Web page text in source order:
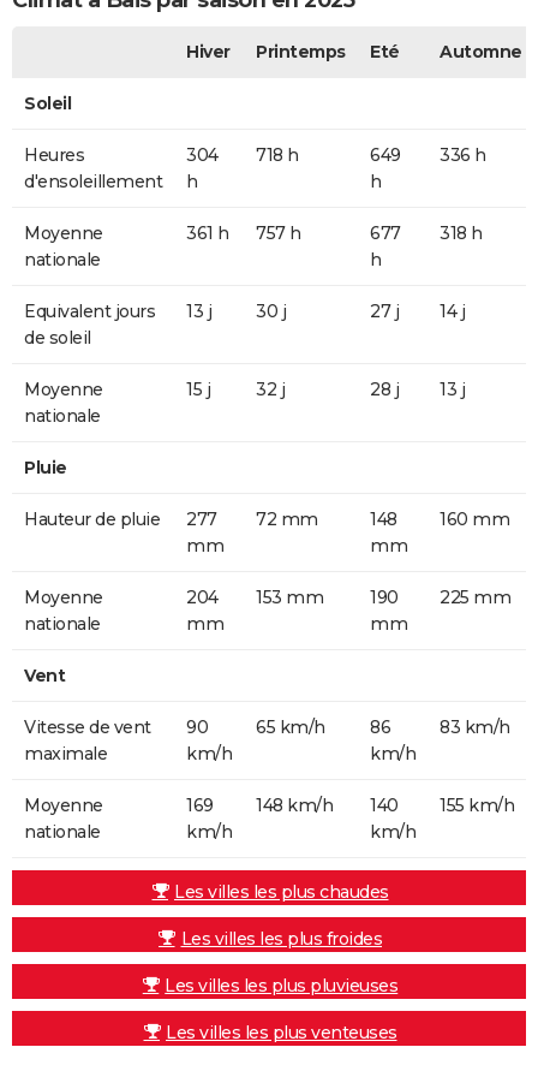
Hiver Printemps Eté Automne
Soleil
Heures
d'ensoleillement
304
h
718 h
649
h
336 h
Moyenne
nationale
361 h 757 h
677
h
318 h
Equivalent jours
de soleil
13 j 30 j 27 j 14 j
Moyenne
nationale
15 j 32 j 28 j 13 j
Pluie
Hauteur de pluie
277
mm
72 mm
148
mm
160 mm
Moyenne
nationale
204
mm
153 mm
190
mm
225 mm
Vent
Vitesse de vent
maximale
90
km/h
65 km/h
86
km/h
83 km/h
Moyenne
nationale
169
km/h
148 km/h
140
km/h
155 km/h
Les villes les plus chaudes
Les villes les plus froides
Les villes les plus pluvieuses
Les villes les plus venteuses